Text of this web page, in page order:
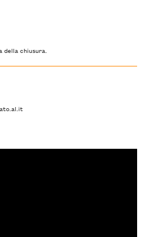
della chiusura.